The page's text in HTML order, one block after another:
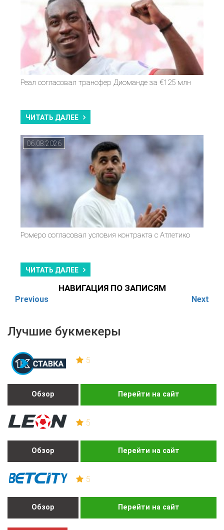
Лучшие букмекеры
5
Обзор Перейти на сайт
5
Обзор Перейти на сайт
5
Обзор Перейти на сайт
Реал согласовал трансфер Диоманде за €125 млн
ЧИТАТЬ ДАЛЕЕ
06.08.2026
Ромеро согласовал условия контракта с Атлетико
ЧИТАТЬ ДАЛЕЕ
НАВИГАЦИЯ ПО ЗАПИСЯМ
Previous Next